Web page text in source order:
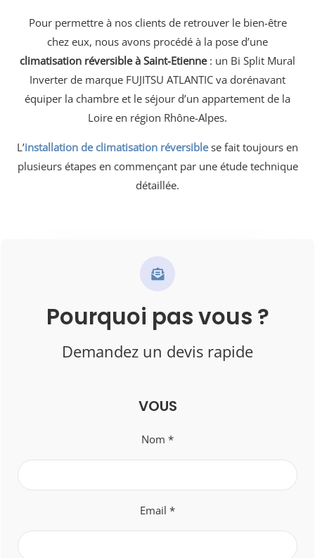
Pour permettre à nos clients de retrouver le bien-être
chez eux, nous avons procédé à la pose d’une
climatisation réversible à Saint-Etienne: un Bi Split Mural
Inverter de marque FUJITSU ATLANTIC va dorénavant
équiper la chambre et le séjour d’un appartement de la
Loire en région Rhône-Alpes.
L’installation de climatisation réversiblese fait toujours en
plusieurs étapes en commençant par une étude technique
détaillée.
Pourquoi pas vous ?
Demandez un devis rapide
VOUS
Nom *
Email *